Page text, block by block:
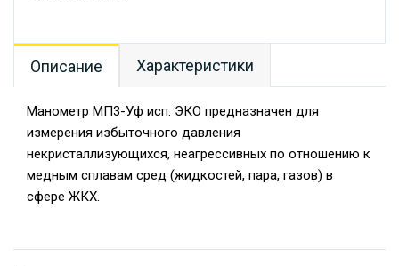
Описание Характеристики
Манометр МП3-Уф исп. ЭКО предназначен для
измерения избыточного давления
некристаллизующихся, неагрессивных по отношению к
медным сплавам сред (жидкостей, пара, газов) в
сфере ЖКХ.